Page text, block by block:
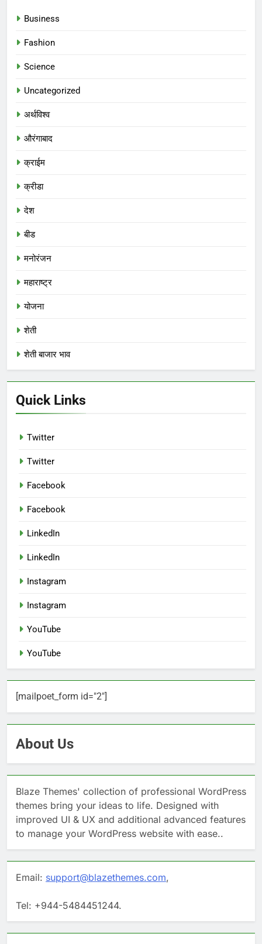
Business
Fashion
Science
Uncategorized
अर्थविश्व
औरंगाबाद
क्राईम
क्रीडा
देश
बीड
मनोरंजन
महाराष्ट्र
योजना
शेती
शेती बाजार भाव
Quick Links
Twitter
Twitter
Facebook
Facebook
LinkedIn
LinkedIn
Instagram
Instagram
YouTube
YouTube
[mailpoet_form id="2"]
About Us
Blaze Themes' collection of professional WordPress
themes bring your ideas to life. Designed with
improved UI & UX and additional advanced features
to manage your WordPress website with ease..
Email: support@blazethemes.com,
Tel: +944-5484451244.